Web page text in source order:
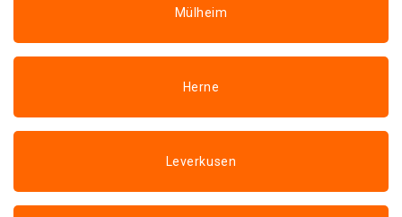
Mülheim
Herne
Leverkusen